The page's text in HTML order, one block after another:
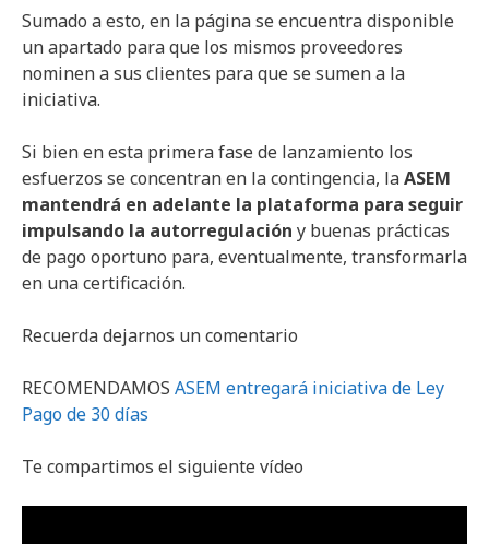
Sumado a esto, en la página se encuentra disponible
un apartado para que los mismos proveedores
nominen a sus clientes para que se sumen a la
iniciativa.
Si bien en esta primera fase de lanzamiento los
esfuerzos se concentran en la contingencia, laASEM
mantendrá en adelante la plataforma para seguir
impulsando la autorregulación y buenas prácticas
de pago oportuno para, eventualmente, transformarla
en una certificación.
Recuerda dejarnos un comentario
RECOMENDAMOS ASEM entregará iniciativa de Ley
Pago de 30 días
Te compartimos el siguiente vídeo